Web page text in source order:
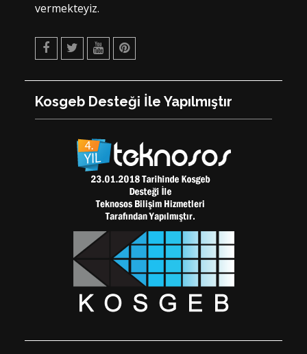
vermekteyiz.
Kosgeb Desteği İle Yapılmıştır